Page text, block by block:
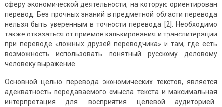
сферу экономической деятельности, на которую ориентирован
перевод. Без прочных знаний в предметной области перевода
нельзя быть уверенным в точности перевода [2]. Необходимо
также отказаться от приемов калькирования и транслитерации
при переводе «ложных друзей переводчика» и там, где есть
возможность использовать понятный русскому деловому
человеку выражение.
Основной целью перевода экономических текстов, является
адекватность передаваемого смысла текста и максимальная
интерпретация для восприятия целевой аудиторией.